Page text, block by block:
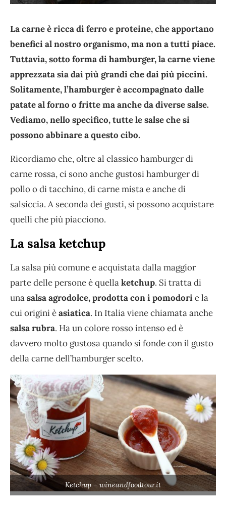
La carne è ricca di ferro e proteine, che apportano
benefici al nostro organismo, ma non a tutti piace.
Tuttavia, sotto forma di hamburger, la carne viene
apprezzata sia dai più grandi che dai più piccini.
Solitamente, l’hamburger è accompagnato dalle
patate al forno o fritte ma anche da diverse salse.
Vediamo, nello specifico, tutte le salse che si
possono abbinare a questo cibo.
Ricordiamo che, oltre al classico hamburger di
carne rossa, ci sono anche gustosi hamburger di
pollo o di tacchino, di carne mista e anche di
salsiccia. A seconda dei gusti, si possono acquistare
quelli che più piacciono.
La salsa ketchup
La salsa più comune e acquistata dalla maggior
parte delle persone è quellaketchup. Si tratta di
unasalsa agrodolce, prodotta con i pomodorie la
cui origini èasiatica. In Italia viene chiamata anche
salsa rubra. Ha un colore rosso intenso ed è
davvero molto gustosa quando si fonde con il gusto
della carne dell’hamburger scelto.
Ketchup – wineandfoodtour.it